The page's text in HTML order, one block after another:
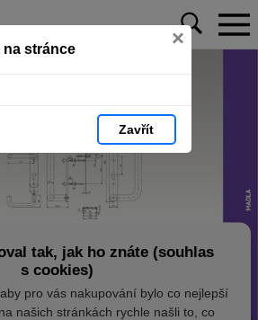
stránce ×
Zavřít
tak, jak ho znáte (souhlas
s cookies)
pro vás nakupování bylo co nejlepší
našich stránkách rychle našli to, co